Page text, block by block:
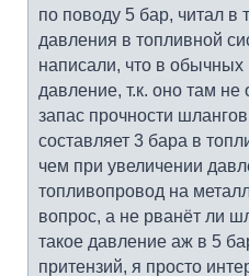
по поводу 5 бар, читал
давления в топливной
написали, что в
давление, т.к. оно там не
запас прочности
составляет 3 бара в
чем при увеличении
топливопровод на
вопрос, а не рванёт ли
такое давление аж в 5
притензий, я просто